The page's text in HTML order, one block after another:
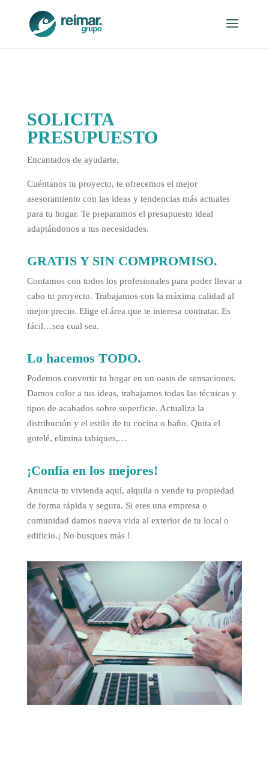
SOLICITA
PRESUPUESTO
Encantados de ayudarte.
Cuéntanos tu proyecto, te ofrecemos el mejor
asesoramiento con las ideas y tendencias más actuales
para tu hogar. Te preparamos el presupuesto ideal
adaptándonos a tus necesidades.
GRATIS Y SIN COMPROMISO.
Contamos con todos los profesionales para poder llevar a
cabo tu proyecto. Trabajamos con la máxima calidad al
mejor precio. Elige el área que te interesa contratar. Es
fácil…sea cual sea.
Lo hacemos TODO.
Podemos convertir tu hogar en un oasis de sensaciones.
Damos color a tus ideas, trabajamos todas las técnicas y
tipos de acabados sobre superficie. Actualiza la
distribución y el estilo de tu cocina o baño. Quita el
gotelé, elimina tabiques,…
¡Confía en los mejores!
Anuncia tu vivienda aquí, alquila o vende tu propiedad
de forma rápida y segura. Si eres una empresa o
comunidad damos nueva vida al exterior de tu local o
edificio.¡ No busques más !